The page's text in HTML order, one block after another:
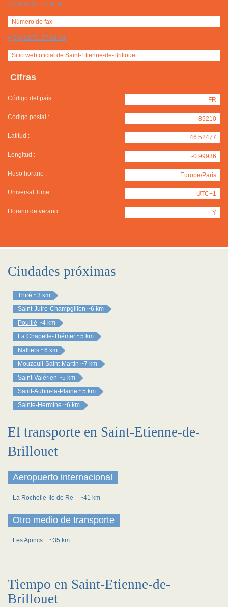
+(33) 02 51 27 62 91
Número de fax
+(33) 02 51 27 64 24
Sitio web oficial de Saint-Etienne-de-Brillouet
Cifras
Código del país : FR
Código postal : 85210
Latitud : 46.52477
Longitud : -0.99936
Huso horario : Europe/Paris
Universal Time : UTC+1
Horario de verano : Y
Ciudades próximas
Thiré ~3 km
Saint-Juire-Champgillon ~6 km
Pouillé ~4 km
La Chapelle-Thémer ~5 km
Nalliers ~6 km
Mouzeuil-Saint-Martin ~7 km
Saint-Valérien ~5 km
Saint-Aubin-la-Plaine ~5 km
Sainte-Hermine ~6 km
El transporte en Saint-Etienne-de-
Brillouet
Aeropuerto internacional
La Rochelle-Ile de Re ~41 km
Otro medio de transporte
Les Ajoncs ~35 km
Tiempo en Saint-Etienne-de-
Brillouet